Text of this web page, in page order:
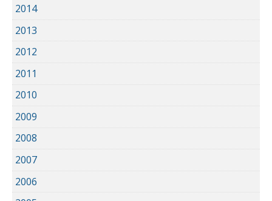
2014
2013
2012
2011
2010
2009
2008
2007
2006